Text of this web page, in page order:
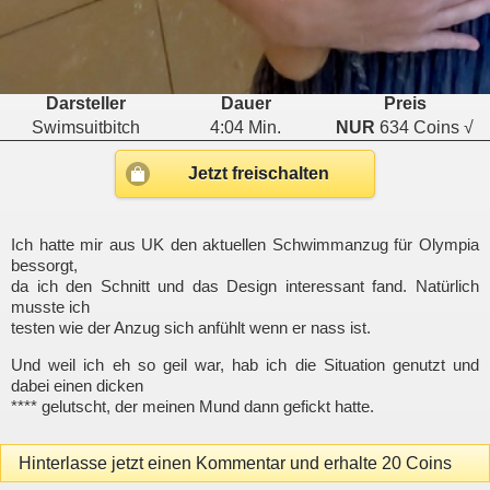
Darsteller Dauer
Preis
Swimsuitbitch
4:04 Min. NUR 634 Coins √
Jetzt freischalten
Ich hatte mir aus UK den aktuellen Schwimmanzug für Olympia
bessorgt,
da ich den Schnitt und das Design interessant fand. Natürlich
musste ich
testen wie der Anzug sich anfühlt wenn er nass ist.
Und weil ich eh so geil war, hab ich die Situation genutzt und
dabei einen dicken
**** gelutscht, der meinen Mund dann gefickt hatte.
Hinterlasse jetzt einen Kommentar und erhalte 20 Coins